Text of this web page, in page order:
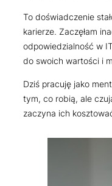
To doświadczenie
karierze. Zaczęłam
odpowiedzialność w
do swoich wartości i
Dziś pracuję jako
tym, co robią, ale
zaczyna ich